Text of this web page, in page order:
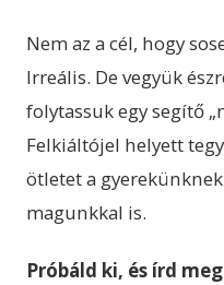
Nem az a cél, hogy
Irreális. De vegyük
folytassuk egy segítő
Felkiáltójel helyett
ötletet a
magunkkal is.
Próbáld ki, és írd